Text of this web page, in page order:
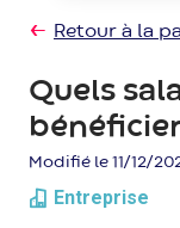
Retour à la
Quels
Modifié le 11/12/
Entreprise